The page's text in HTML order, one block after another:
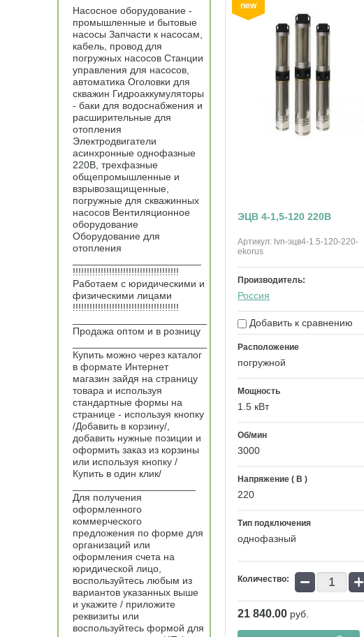
new
ЭЦВ 4-1,5-120 220В
Артикул: lvn-эцв4-1.5-120-220-
ekorus
Производитель:
Россия
Добавить к сравнению
Расположение
погружной
Мощность
1.5 кВт
Об/мин
3000
Напряжение ( В )
220
Тип подключения
однофазный
Количество: − +
21 840.00 руб.
Насосное оборудование -
промышленные и бытовые
насосы Запчасти к насосам,
кабель, провод для
погружных насосов Станции
управления для насосов,
автоматика Оголовки для
скважин Гидроаккумуляторы
- баки для водоснабжения и
расширительные для
отопления
Электродвигатели
асинхронные однофазные
220В, трехфазные
общепромышленные и
взрывозащищенные,
погружные для скважинных
насосов Вентиляционное
оборудование
Оборудование для
отопления
!!!!!!!!!!!!!!!!!!!!!!!!!!!!!!!!!!!!!!
Работаем с юридическими и
физическими лицами
!!!!!!!!!!!!!!!!!!!!!!!!!!!!!!!!!!!!!!
Продажа оптом и в розницу
Купить можно через каталог
в формате Интернет
магазин зайдя на страницу
товара и используя
стандартные формы на
странице - используя кнопку
/Добавить в корзину/,
добавить нужные позиции и
оформить заказ из корзины
или используя кнопку /
Купить в один клик/
Для получения
оформленного
коммерческого
предложения по форме для
организаций или
оформления счета на
юридической лицо,
воспользуйтесь любым из
вариантов указанных выше
и укажите / приложите
реквизиты или
воспользуйтесь формой для